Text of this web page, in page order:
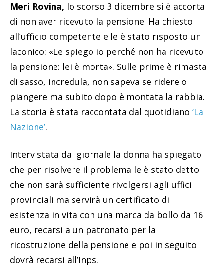
Meri Rovina, lo scorso 3 dicembre si è accorta
di non aver ricevuto la pensione. Ha chiesto
all’ufficio competente e le è stato risposto un
laconico: «Le spiego io perché non ha ricevuto
la pensione: lei è morta». Sulle prime è rimasta
di sasso, incredula, non sapeva se ridere o
piangere ma subito dopo è montata la rabbia.
La storia è stata raccontata dal quotidiano ‘La
Nazione’.
Intervistata dal giornale la donna ha spiegato
che per risolvere il problema le è stato detto
che non sarà sufficiente rivolgersi agli uffici
provinciali ma servirà un certificato di
esistenza in vita con una marca da bollo da 16
euro, recarsi a un patronato per la
ricostruzione della pensione e poi in seguito
dovrà recarsi all’Inps.